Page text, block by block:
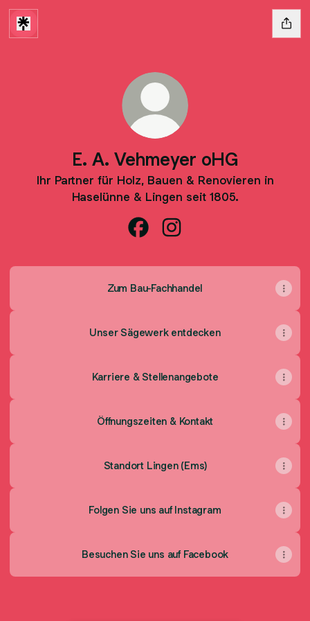
E. A. Vehmeyer oHG
Ihr Partner für Holz, Bauen & Renovieren in
Haselünne & Lingen seit 1805.
Zum Bau-Fachhandel
Unser Sägewerk entdecken
Karriere & Stellenangebote
Öffnungszeiten & Kontakt
Standort Lingen (Ems)
Folgen Sie uns auf Instagram
Besuchen Sie uns auf Facebook